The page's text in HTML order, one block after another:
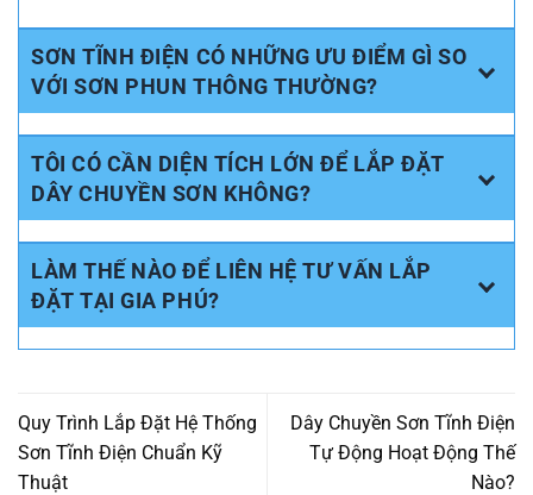
SƠN TĨNH ĐIỆN CÓ NHỮNG ƯU ĐIỂM GÌ SO
VỚI SƠN PHUN THÔNG THƯỜNG?
TÔI CÓ CẦN DIỆN TÍCH LỚN ĐỂ LẮP ĐẶT
DÂY CHUYỀN SƠN KHÔNG?
LÀM THẾ NÀO ĐỂ LIÊN HỆ TƯ VẤN LẮP
ĐẶT TẠI GIA PHÚ?
Quy Trình Lắp Đặt Hệ Thống
Sơn Tĩnh Điện Chuẩn Kỹ
Thuật
Dây Chuyền Sơn Tĩnh Điện
Tự Động Hoạt Động Thế
Nào?